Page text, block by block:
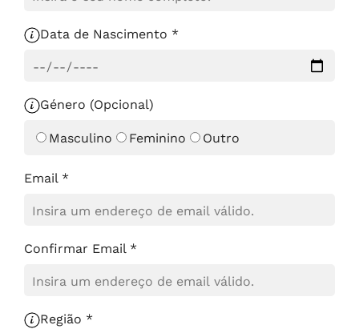
Data de Nascimento *
Género (Opcional)
Masculino
Feminino Outro
Email *
Confirmar Email *
Região *